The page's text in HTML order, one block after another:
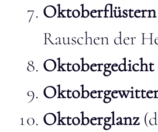
Oktoberflüstern
Rauschen der
Oktobergedicht
Oktoberglanz